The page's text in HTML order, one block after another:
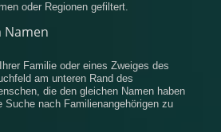
oder Regionen gefiltert.
Namen
Familie oder eines Zweiges des
am unteren Rand des
die den gleichen Namen haben
nach Familienangehörigen zu